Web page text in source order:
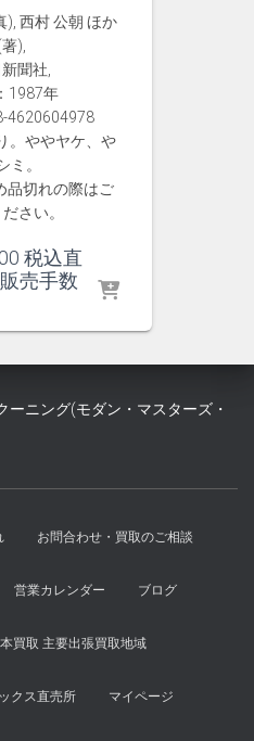
), 西村 公朝 ほか
),
聞社,
1987年
4620604978
。ややヤケ、や
ミ。
品切れの際はご
さい。
現
在
は
で
税込直
売手数
ーニング(モダン・マスターズ・
お問合わせ・買取のご相談
営業カレンダー ブログ
買取 主要出張買取地域
クス直売所 マイページ